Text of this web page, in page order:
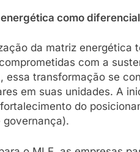
como
da matriz energética
com a
essa transformação se
em suas unidades. A
do
governança).